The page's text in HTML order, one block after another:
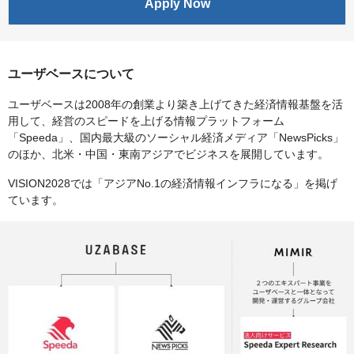
Apply Now
ユーザベースについて
ユーザベースは2008年の創業より築き上げてきた経済情報基盤を活
用して、経営のスピードを上げる情報プラットフォーム
「Speeda」、国内最大級のソーシャル経済メディア「NewsPicks」
のほか、北米・中国・東南アジアでビジネスを展開しています。
VISION2028では「アジアNo.1の経済情報インフラになる」を掲げ
ています。